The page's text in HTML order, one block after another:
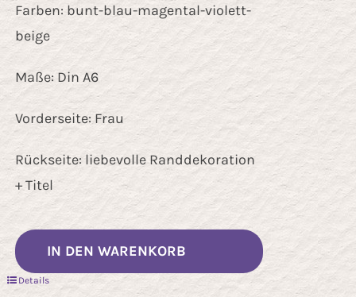
Farben: bunt-blau-magental-violett-
beige
Maße: Din A6
Vorderseite: Frau
Rückseite: liebevolle Randdekoration
+ Titel
IN DEN WARENKORB
Details